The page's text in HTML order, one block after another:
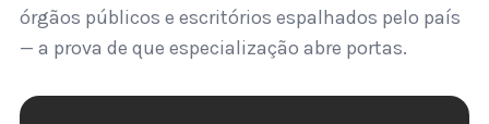
órgãos públicos e escritórios espalhados pelo país
— a prova de que especialização abre portas.